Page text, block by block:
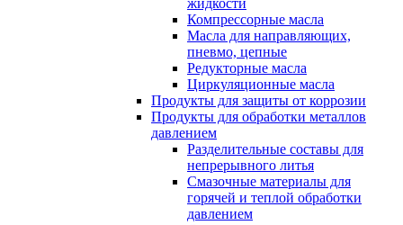
жидкости
Компрессорные масла
Масла для направляющих,
пневмо, цепные
Редукторные масла
Циркуляционные масла
Продукты для защиты от коррозии
Продукты для обработки металлов
давлением
Разделительные составы для
непрерывного литья
Смазочные материалы для
горячей и теплой обработки
давлением